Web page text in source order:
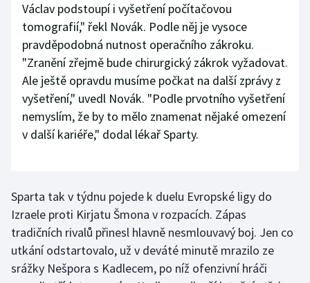
Moderní pětiboj
Motorsport
Olympijské hry
Parasport
Ragby
Rychlobruslení
Rychlostní kanoistika
Václav podstoupí i vyšetření počítačovou
tomografií," řekl Novák. Podle něj je vysoce
pravděpodobná nutnost operačního zákroku.
"Zranění zřejmě bude chirurgický zákrok vyžadovat.
Ale ještě opravdu musíme počkat na další zprávy z
vyšetření," uvedl Novák. "Podle prvotního vyšetření
nemyslím, že by to mělo znamenat nějaké omezení
v další kariéře," dodal lékař Sparty.
Sparta tak v týdnu pojede k duelu Evropské ligy do
Izraele proti Kirjatu Šmona v rozpacích. Zápas
tradičních rivalů přinesl hlavně nesmlouvavý boj. Jen co
utkání odstartovalo, už v deváté minutě mrazilo ze
srážky Nešpora s Kadlecem, po níž ofenzivní hráči